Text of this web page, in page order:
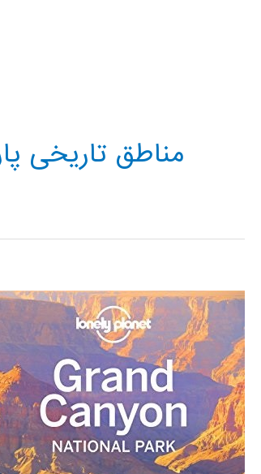
مناطق تاریخی